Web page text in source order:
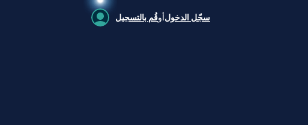
سجّل الدخولأوقُم بالتسجيل